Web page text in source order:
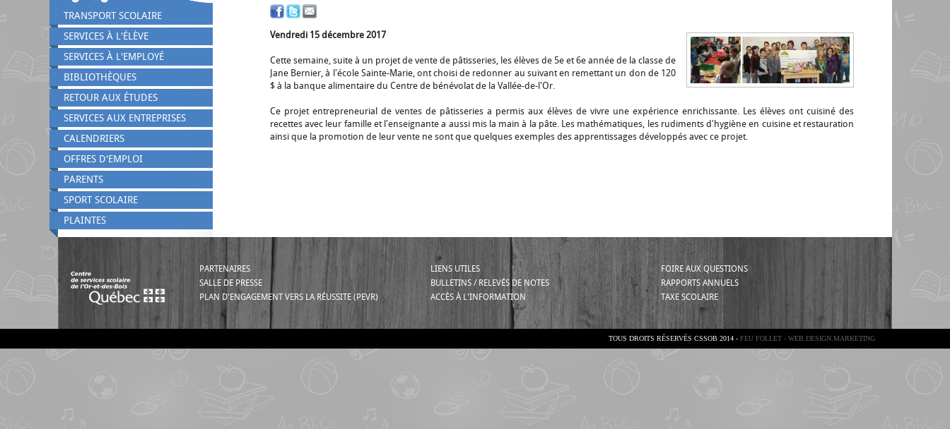
TRANSPORT SCOLAIRE
SERVICES À L'ÉLÈVE
SERVICES À L'EMPLOYÉ
BIBLIOTHÈQUES
RETOUR AUX ÉTUDES
SERVICES AUX ENTREPRISES
CALENDRIERS
OFFRES D'EMPLOI
PARENTS
SPORT SCOLAIRE
PLAINTES
Vendredi 15 décembre 2017
Cette semaine, suite à un projet de vente de pâtisseries, les élèves de 5e et 6e année de la classe de
Jane Bernier, à l'école Sainte-Marie, ont choisi de redonner au suivant en remettant un don de 120
$ à la banque alimentaire du Centre de bénévolat de la Vallée-de-l'Or.
Ce projet entrepreneurial de ventes de pâtisseries a permis aux élèves de vivre une expérience enrichissante. Les élèves ont cuisiné des
recettes avec leur famille et l'enseignante a aussi mis la main à la pâte. Les mathématiques, les rudiments d'hygiène en cuisine et restauration
ainsi que la promotion de leur vente ne sont que quelques exemples des apprentissages développés avec ce projet.
PARTENAIRES LIENS UTILES
FOIRE AUX QUESTIONS
SALLE DE PRESSE
BULLETINS / RELEVÉS DE NOTES
RAPPORTS ANNUELS
PLAN D'ENGAGEMENT VERS LA RÉUSSITE (PEVR)
ACCÈS À L'INFORMATION TAXE SCOLAIRE
TOUS DROITS RÉSERVÉS CSSOB 2014 -FEU FOLLET - WEB.DESIGN.MARKETING